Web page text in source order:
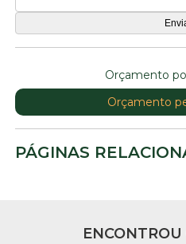
Orçamento
Orçamento
PÁGINAS
ENCONTROU